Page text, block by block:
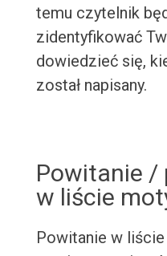
temu czytelnik
zidentyfikować
dowiedzieć się,
został napisany.
Powitanie /
w liście
Powitanie w